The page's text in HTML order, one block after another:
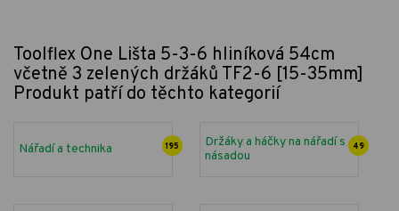
Toolflex One Lišta 5-3-6 hliníková 54cm
včetně 3 zelených držáků TF2-6 [15-35mm]
Produkt patří do těchto kategorií
Nářadí a technika 195
Držáky a háčky na nářadí s
násadou
49